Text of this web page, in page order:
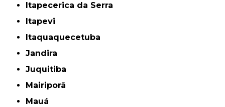
Itapecerica da Serra
Itapevi
Itaquaquecetuba
Jandira
Juquitiba
Mairiporã
Mauá